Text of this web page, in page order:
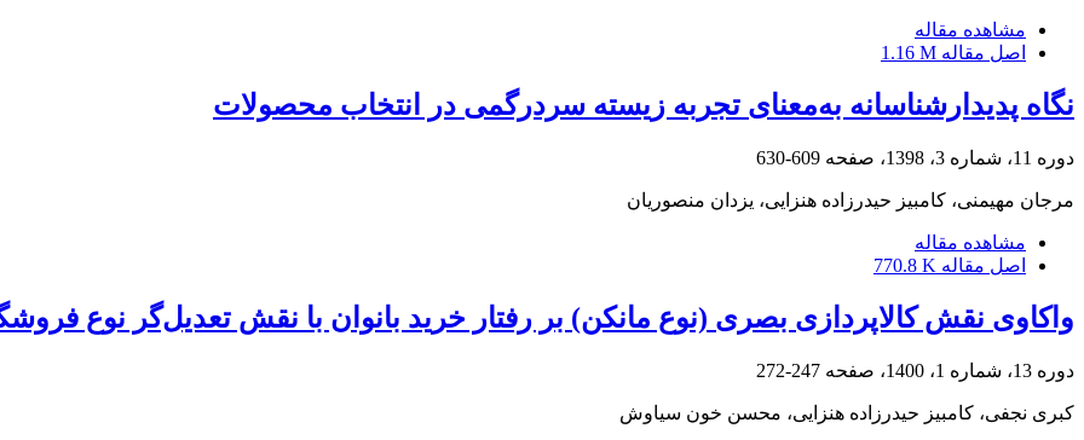
مشاهده مقاله
اصل مقاله 1.16 M
نگاه پدیدارشناسانه به‎‌معنای تجربه زیسته سردرگمی در انتخاب محصولات
دوره 11، شماره 3، 1398، صفحه 609-630
مرجان مهیمنی، کامبیز حیدرزاده هنزایی، یزدان منصوریان
مشاهده مقاله
اصل مقاله 770.8 K
واکاوی نقش کالاپردازی بصری (نوع مانکن) بر رفتار خرید بانوان با نقش تعدیل‌گر نوع
دوره 13، شماره 1، 1400، صفحه 247-272
کبری نجفی، کامبیز حیدرزاده هنزایی، محسن خون سیاوش